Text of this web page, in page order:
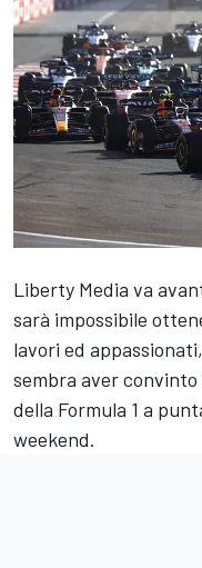
Liberty Media va
sarà impossibile
lavori ed
sembra aver
della Formula 1 a
weekend.